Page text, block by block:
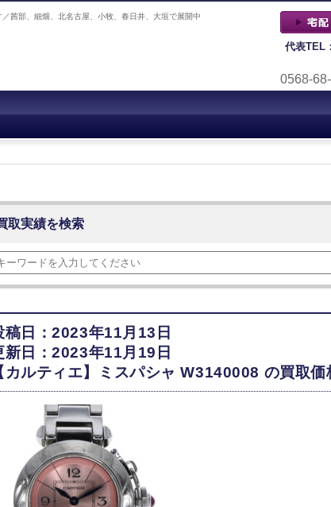
茜部、細畑、北名古屋、小牧、春日井、大垣で展開中
代表TEL
0568-
取実績を検索
稿日：2023年11月13日
新日：2023年11月19日
カルティエ】ミスパシャ W3140008 の買取